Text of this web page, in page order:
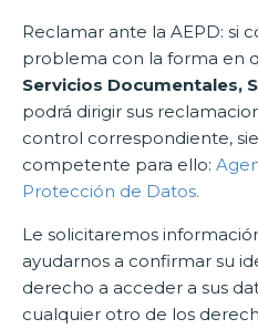
Reclamar ante la AEPD: si
problema con la forma en
Servicios Documentales,
podrá dirigir sus
control correspondiente,
competente para ello:
Protección de Datos.
Le solicitaremos
ayudarnos a confirmar su
derecho a acceder a sus
cualquier otro de los